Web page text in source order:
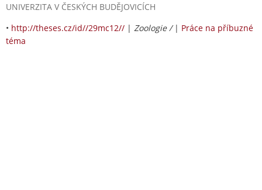
UNIVERZITA V ČESKÝCH BUDĚJOVICÍCH
• http://theses.cz/id//29mc12// | Zoologie / | Práce na příbuzné
téma